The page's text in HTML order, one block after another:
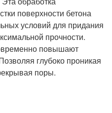
поверхности бетона
условий для придания
прочности.
повышают
глубоко проникая
поры.